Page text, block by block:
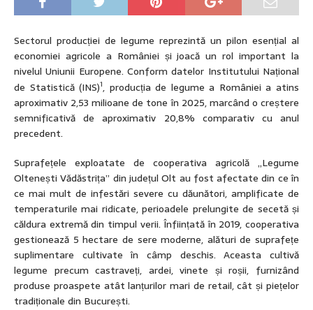
Sectorul producției de legume reprezintă un pilon esențial al
economiei agricole a României și joacă un rol important la
nivelul Uniunii Europene. Conform datelor Institutului Național
de Statistică (INS)1, producția de legume a României a atins
aproximativ 2,53 milioane de tone în 2025, marcând o creștere
semnificativă de aproximativ 20,8% comparativ cu anul
precedent.
Suprafețele exploatate de cooperativa agricolă „Legume
Oltenești Vădăstrița” din județul Olt au fost afectate din ce în
ce mai mult de infestări severe cu dăunători, amplificate de
temperaturile mai ridicate, perioadele prelungite de secetă și
căldura extremă din timpul verii. Înființată în 2019, cooperativa
gestionează 5 hectare de sere moderne, alături de suprafețe
suplimentare cultivate în câmp deschis. Aceasta cultivă
legume precum castraveți, ardei, vinete și roșii, furnizând
produse proaspete atât lanțurilor mari de retail, cât și piețelor
tradiționale din București.